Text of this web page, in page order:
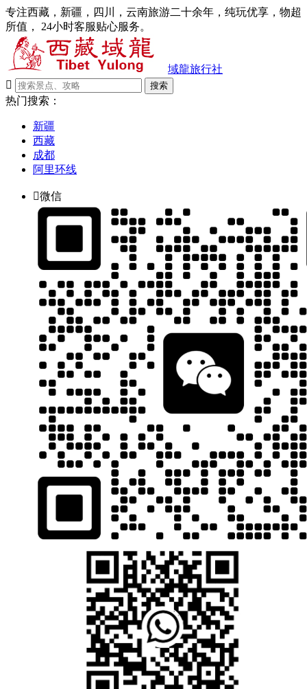
专注西藏，新疆，四川，云南旅游二十余年，纯玩优享，物超
所值， 24小时客服贴心服务。
域龍旅行社

搜索
热门搜索：
新疆
西藏
成都
阿里环线
微信